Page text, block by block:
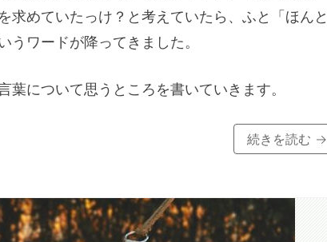
求めていたっけ？と考えていたら、ふと「ほんと
うワードが降ってきました。
葉について思うところを書いていきます。
続きを読む →